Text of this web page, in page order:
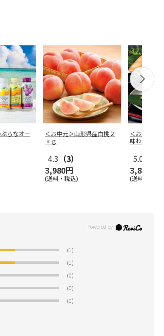
らなオー
＜お中元＞山形県産白桃２
ｋｇ
4.3 （3）
3,980円
(送料・税込)
＜お中元＞
味わい
5.0
3,880円
(送料・税込)
(1)
(1)
(0)
(0)
(0)